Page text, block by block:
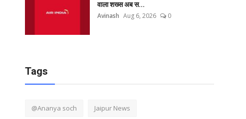
वाला शख्स अब स...
Avinash Aug 6, 2026 0
Tags
@Ananya soch Jaipur News